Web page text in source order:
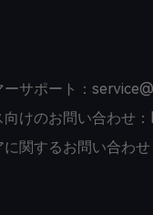
ーサポート：
向けのお問い合わせ
に関するお問い合わ